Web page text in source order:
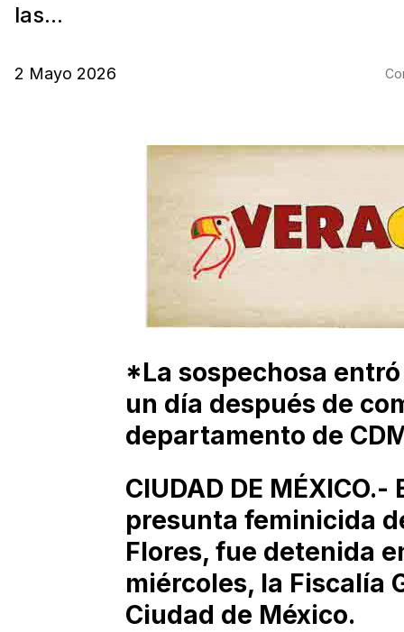
las...
2 Mayo 2026
*La sospechosa
un día después de
departamento de
CIUDAD DE
presunta feminicida
Flores, fue detenida
miércoles, la Fiscalía
Ciudad de México.